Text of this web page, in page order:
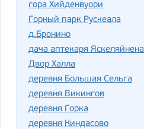
гора Хийденвуори
Горный парк Рускеала
д.Бронино
дача аптекаря Яскеляйнена
Двор Халла
деревня Большая Сельга
деревня Викингов
деревня Горка
деревня Киндасово